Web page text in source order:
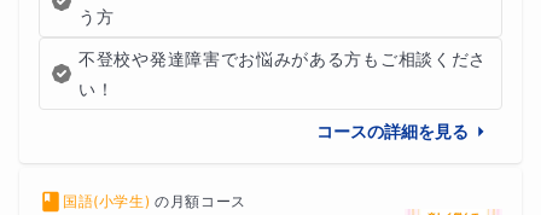
う方
不登校や発達障害でお悩みがある方もご相談くださ
い！
コースの詳細を見る
国語(小学生) の 月額コース